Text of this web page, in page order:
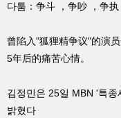
다툼：争斗 ，争吵 ，争
曾陷入"狐狸精争议"的演
5年后的痛苦心情。
김정민은 25일 MBN '특
밝혔다